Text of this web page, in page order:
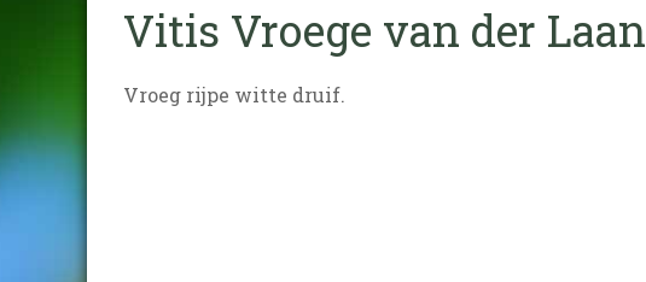
Vitis Vroege van der Laan
Vroeg rijpe witte druif.